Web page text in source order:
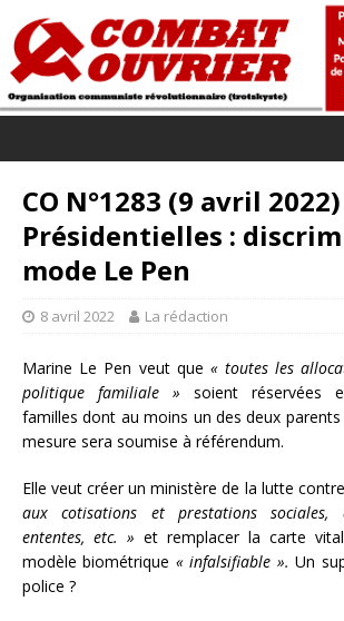
CO N°1283 (9 avril 2022)
Présidentielles :
mode Le Pen
8 avril 2022 La rédaction
Marine Le Pen veut que « toutes les
politique familiale » soient réservées
familles dont au moins un des deux
mesure sera soumise à référendum.
Elle veut créer un ministère de la lutte
aux cotisations et prestations sociales,
ententes, etc. » et remplacer la carte
modèle biométrique « infalsifiable ».Un
police ?